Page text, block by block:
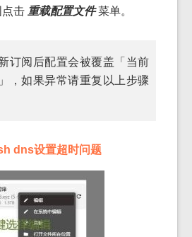
击 重载配置文件菜单。
订阅后配置会被覆盖「当前
，如果异常请重复以上步骤
dns设置超时问题